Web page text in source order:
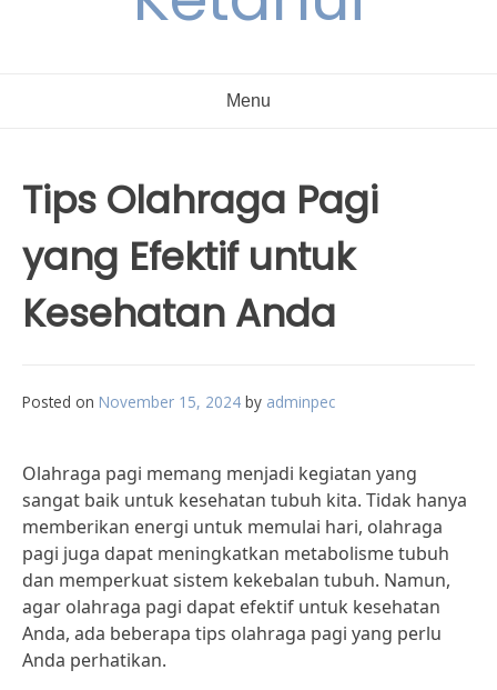
Menu
Tips Olahraga Pagi
yang Efektif untuk
Kesehatan Anda
Posted on November 15, 2024 by adminpec
Olahraga pagi memang menjadi kegiatan yang
sangat baik untuk kesehatan tubuh kita. Tidak hanya
memberikan energi untuk memulai hari, olahraga
pagi juga dapat meningkatkan metabolisme tubuh
dan memperkuat sistem kekebalan tubuh. Namun,
agar olahraga pagi dapat efektif untuk kesehatan
Anda, ada beberapa tips olahraga pagi yang perlu
Anda perhatikan.